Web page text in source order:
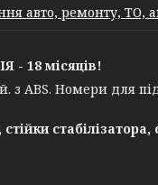
авто, ремонту, ТО,
18 місяців!
Номери для
стабілізатора,